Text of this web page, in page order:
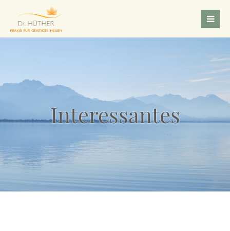
Login
Anmelden
Register|Lost your password?
Interessantes